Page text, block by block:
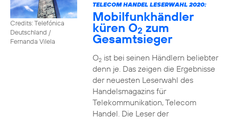
Credits: Telefónica
Deutschland /
Fernanda Vilela
TELECOM HANDEL LESERWAHL 2020:
Mobilfunkhändler
küren O2 zum
Gesamtsieger
O2ist bei seinen Händlern beliebter
denn je. Das zeigen die Ergebnisse
der neuesten Leserwahl des
Handelsmagazins für
Telekommunikation, Telecom
Handel. Die Leser der